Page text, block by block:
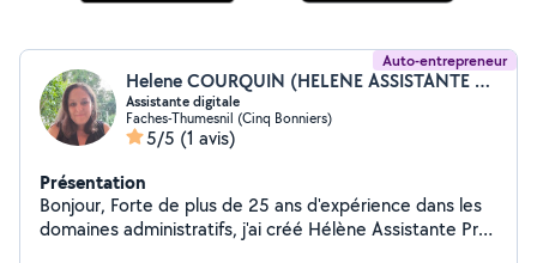
Auto-entrepreneur
Helene COURQUIN (HELENE ASSISTANTE DIGITALE ET INFORMATIQUE)
Assistante digitale
Faches-Thumesnil (Cinq Bonniers)
5/5 (1 avis)
Présentation
Bonjour, Forte de plus de 25 ans d'expérience dans les
domaines administratifs, j'ai créé Hélène Assistante Pro